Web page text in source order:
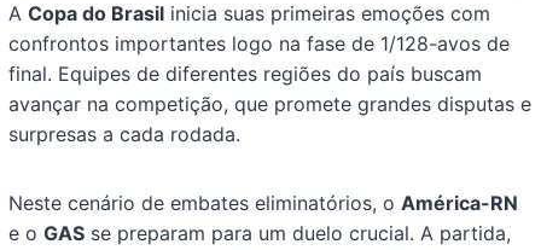
ACopa do Brasil inicia suas primeiras emoções com
confrontos importantes logo na fase de 1/128-avos de
final. Equipes de diferentes regiões do país buscam
avançar na competição, que promete grandes disputas e
surpresas a cada rodada.
Neste cenário de embates eliminatórios, oAmérica-RN
e oGAS se preparam para um duelo crucial. A partida,